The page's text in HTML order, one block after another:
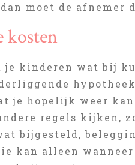
moet de
kosten
je kinderen wat bij
je hopelijk weer
regels kijken,
bijgesteld,
kan alleen